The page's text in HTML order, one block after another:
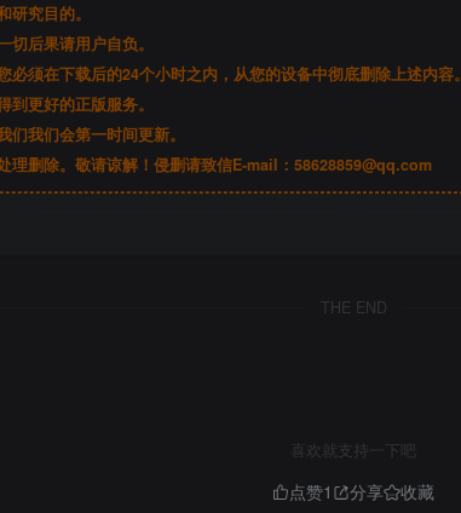
究目的。
后果请用户自负。
须在下载后的24个小时之内，从您的设备中彻底删除上述内容。
更好的正版服务。
我们会第一时间更新。
删除。敬请谅解！侵删请致信E-mail： 58628859@qq.com
THE END
喜欢就支持一下吧
点赞1 分享 收藏